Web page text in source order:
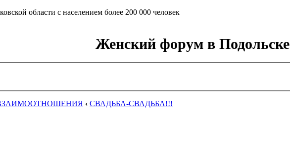
области с населением более 200 000 человек
Женский форум в Подольске
‹ СВАДЬБА-СВАДЬБА!!!